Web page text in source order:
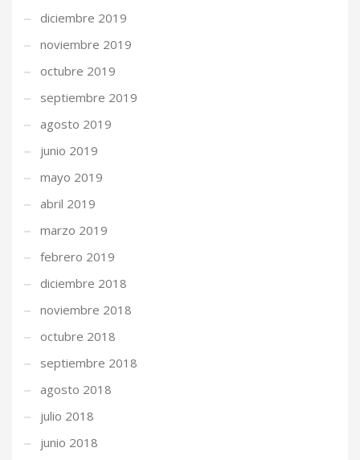
diciembre 2019
noviembre 2019
octubre 2019
septiembre 2019
agosto 2019
junio 2019
mayo 2019
abril 2019
marzo 2019
febrero 2019
diciembre 2018
noviembre 2018
octubre 2018
septiembre 2018
agosto 2018
julio 2018
junio 2018